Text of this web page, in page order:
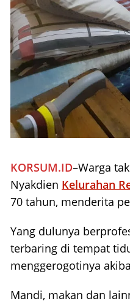
KORSUM.ID–Warga
Nyakdien Kelurahan
70 tahun, menderita
Yang dulunya
terbaring di tempat
menggerogotinya
Mandi, makan dan